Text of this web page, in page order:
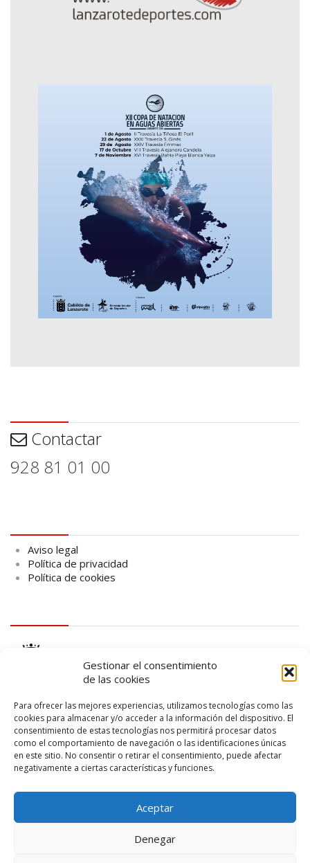
Gestionar el consentimiento
de las cookies
Para ofrecer las mejores experiencias, utilizamos tecnologías como las
cookies para almacenar y/o acceder a la información del dispositivo. El
consentimiento de estas tecnologías nos permitirá procesar datos
como el comportamiento de navegación o las identificaciones únicas
en este sitio. No consentir o retirar el consentimiento, puede afectar
negativamente a ciertas características y funciones.
Aceptar
Denegar
Contactar
928 81 01 00
Aviso legal
Política de privacidad
Política de cookies
logo SID